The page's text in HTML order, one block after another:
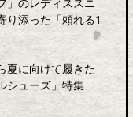
り添った「頼れる1
夏に向けて履きた
シューズ」特集